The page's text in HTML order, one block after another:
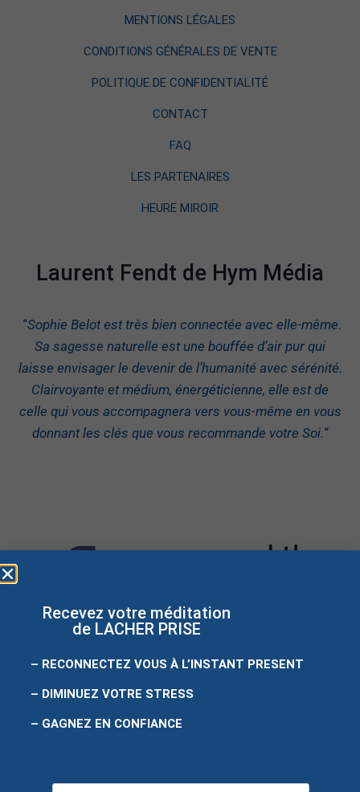
MENTIONS LÉGALES
CONDITIONS GÉNÉRALES DE VENTE
POLITIQUE DE CONFIDENTIALITÉ
CONTACT
FAQ
LES PARTENAIRES
HEURE MIROIR
Laurent Fendt de Hym Média
“Sophie Belot est très bien connectée avec elle-même.
Sa sagesse naturelle est une bouffée d’air pur qui
laisse envisager le devenir de l’humanité avec sérénité.
Clairvoyante et médium, énergéticienne, elle est de
celle qui vous accompagnera vers vous-même en vous
donnant les clés que vous recommande votre Soi.“
Site créépareasyweb
Recevez votre méditation
de LACHER PRISE
– RECONNECTEZ VOUS À L’INSTANT PRESENT
– DIMINUEZ VOTRE STRESS
– GAGNEZ EN CONFIANCE